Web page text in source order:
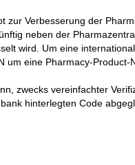
zur Verbesserung der
neben der
wird. Um eine
um eine Pharmacy-Product-
zwecks vereinfachter
hinterlegten Code